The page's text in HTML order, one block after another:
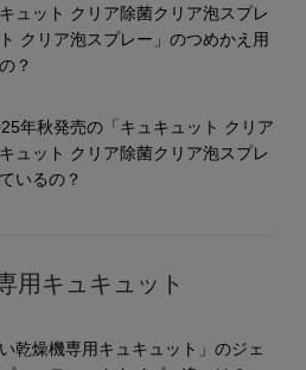
ュット クリア除菌クリア泡スプレ
クリア泡スプレー」のつめかえ用
？
年秋発売の「キュキュット クリア
ュット クリア除菌クリア泡スプレ
いるの？
用キュキュット
乾燥機専用キュキュット」のジェ